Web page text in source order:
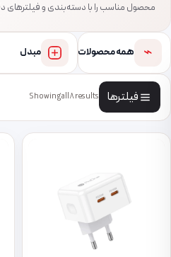
محصول مناسب را با دسته‌بندی و فیلترهای
⌁ همه محصولات مبدل
فیلترها Showing all 8 results